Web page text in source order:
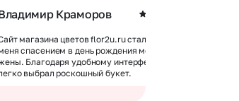
Краморов
магазина цветов flor2u.ru стал для
спасением в день рождения моей
Благодаря удобному интерфейсу я
выбрал роскошный букет.